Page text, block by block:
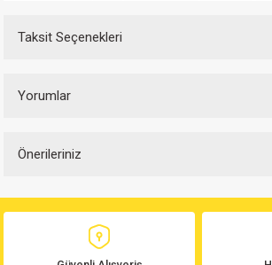
Taksit Seçenekleri
Yorumlar
Yorum Yaz
Önerileriniz
yetersiz gördüğünüz noktaları öneri formunu
Görüş ve önerileriniz için teşekkür ederiz.